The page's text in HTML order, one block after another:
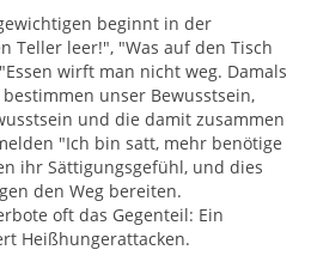
beginnt in der
Teller leer!", "Was auf den Tisch
wirft man nicht weg. Damals
unser Bewusstsein,
und die damit zusammen
"Ich bin satt, mehr benötige
ihr Sättigungsgefühl, und dies
den Weg bereiten.
oft das Gegenteil: Ein
Heißhungerattacken.